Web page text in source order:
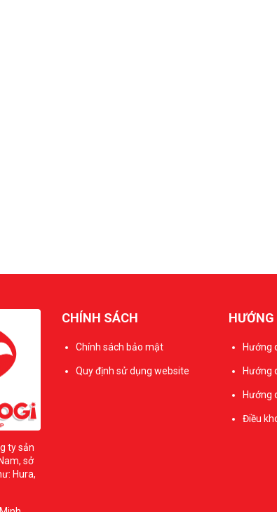
ty sản
sở
Hura,
CHÍNH SÁCH
Chính sách bảo mật
Quy định sử dụng website
HƯỚNG
Hướng
Hướng
Hướng
Điều